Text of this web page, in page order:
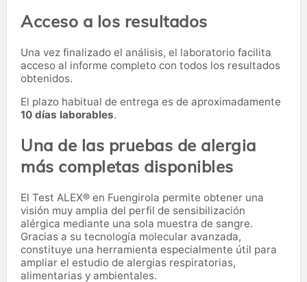
Acceso a los resultados
Una vez finalizado el análisis, el laboratorio facilita
acceso al informe completo con todos los resultados
obtenidos.
El plazo habitual de entrega es de aproximadamente
10 días laborables.
Una de las pruebas de alergia
más completas disponibles
El Test ALEX® en Fuengirola permite obtener una
visión muy amplia del perfil de sensibilización
alérgica mediante una sola muestra de sangre.
Gracias a su tecnología molecular avanzada,
constituye una herramienta especialmente útil para
ampliar el estudio de alergias respiratorias,
alimentarias y ambientales.